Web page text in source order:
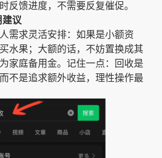
反馈进度，不需要反复催促。
建议
需求灵活安排：如果是小额资
水果；大额的话，不妨置换成其
家庭备用金。记住一点：回收是
不是追求额外收益，理性操作最